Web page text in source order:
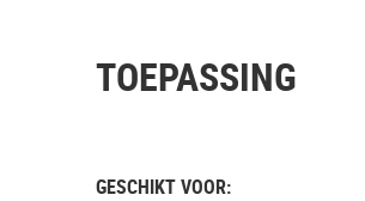
TOEPASSING
GESCHIKT VOOR: